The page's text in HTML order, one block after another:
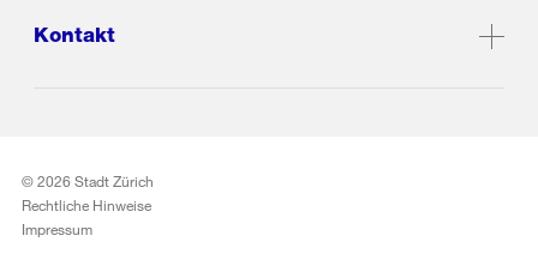
Kontakt
© 2026 Stadt Zürich
Rechtliche Hinweise
Impressum